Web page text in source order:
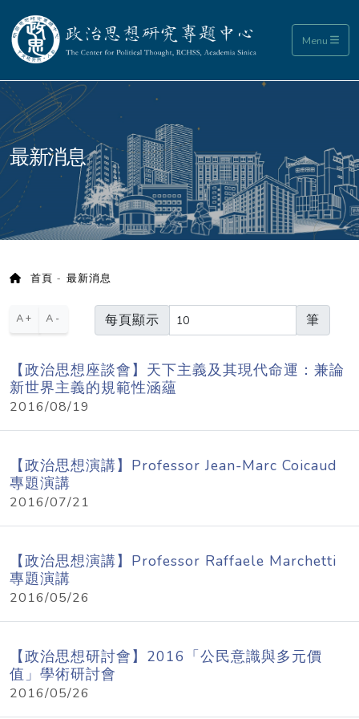
政治思想研究專題中心 Menu
:::
最新消息
首頁 最新消息
A+ A- 每頁顯示 筆
【政治思想座談會】天下主義及其現代命運：兼論
新世界主義的規範性涵蘊
2016/08/19
【政治思想演講】Professor Jean-Marc Coicaud
專題演講
2016/07/21
【政治思想演講】Professor Raffaele Marchetti
專題演講
2016/05/26
【政治思想研討會】2016「公民意識與多元價
值」學術研討會
2016/05/26